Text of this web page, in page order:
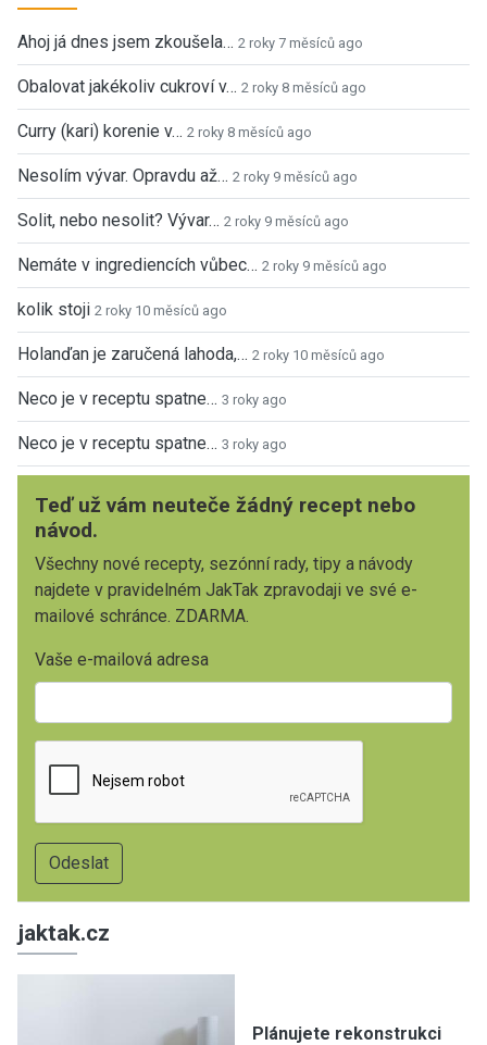
Ahoj já dnes jsem zkoušela… 2 roky 7 měsíců ago
Obalovat jakékoliv cukroví v… 2 roky 8 měsíců ago
Curry (kari) korenie v… 2 roky 8 měsíců ago
Nesolím vývar. Opravdu až… 2 roky 9 měsíců ago
Solit, nebo nesolit? Vývar… 2 roky 9 měsíců ago
Nemáte v ingrediencích vůbec… 2 roky 9 měsíců ago
kolik stoji 2 roky 10 měsíců ago
Holanďan je zaručená lahoda,… 2 roky 10 měsíců ago
Neco je v receptu spatne… 3 roky ago
Neco je v receptu spatne… 3 roky ago
Teď už vám neuteče žádný recept nebo
návod.
Všechny nové recepty, sezónní rady, tipy a návody
najdete v pravidelném JakTak zpravodaji ve své e-
mailové schránce. ZDARMA.
Vaše e-mailová adresa
jaktak.cz
Plánujete rekonstrukci